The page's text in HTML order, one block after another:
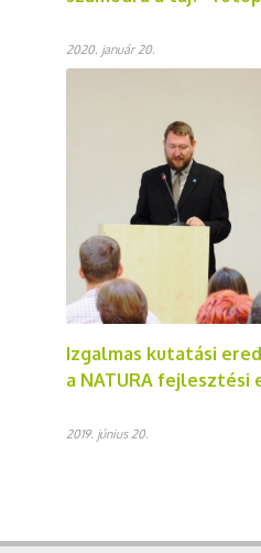
2020. január 20.
Izgalmas kutatási
a NATURA fejlesztési
2019. június 20.